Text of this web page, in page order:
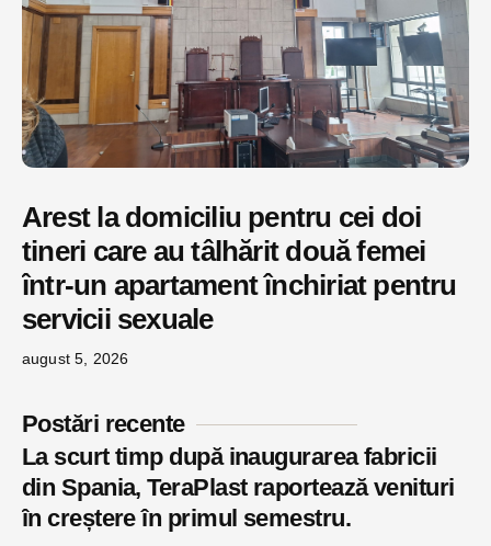
Arest la domiciliu pentru cei doi
tineri care au tâlhărit două femei
într-un apartament închiriat pentru
servicii sexuale
august 5, 2026
Postări recente
La scurt timp după inaugurarea fabricii
din Spania, TeraPlast raportează venituri
în creștere în primul semestru.